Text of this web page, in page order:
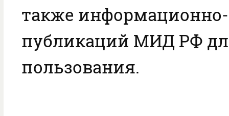
также
публикаций МИД РФ
пользования.